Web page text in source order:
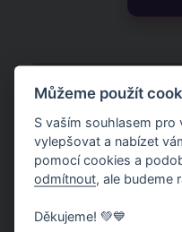
Můžeme použít
S vaším souhlasem
vylepšovat a nabízet
pomocí cookies a
odmítnout , ale
Děkujeme! 💚💙